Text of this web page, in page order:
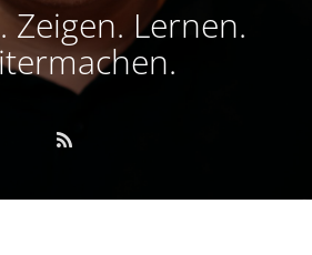
Zeigen. Lernen.